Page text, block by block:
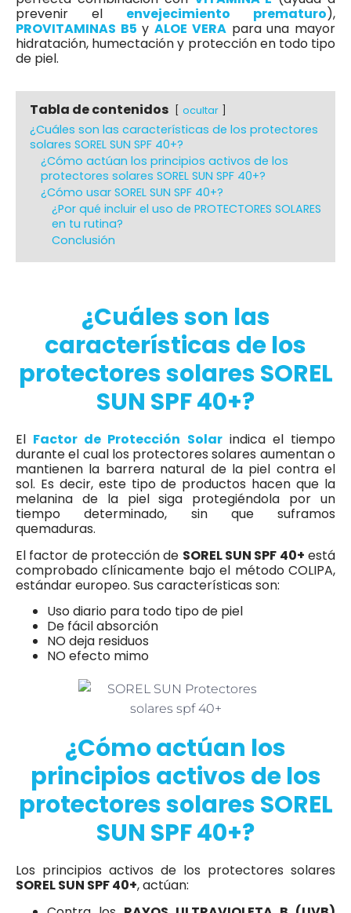
prevenir el envejecimiento prematuro),
PROVITAMINAS B5 yALOE VERApara una mayor
hidratación, humectación y protección en todo tipo
de piel.
Tabla de contenidos ocultar
¿Cuáles son las características de los protectores
solares SOREL SUN SPF 40+?
¿Cómo actúan los principios activos de los
protectores solares SOREL SUN SPF 40+?
¿Cómo usar SOREL SUN SPF 40+?
¿Por qué incluir el uso de PROTECTORES SOLARES
en tu rutina?
Conclusión
¿Cuáles son las
características de los
protectores solares SOREL
SUN SPF 40+?
El Factor de Protección Solarindica el tiempo
durante el cual los protectores solares aumentan o
mantienen la barrera natural de la piel contra el
sol. Es decir, este tipo de productos hacen que la
melanina de la piel siga protegiéndola por un
tiempo determinado, sin que suframos
quemaduras.
El factor de protección de SOREL SUN SPF 40+ está
comprobado clínicamente bajo el método COLIPA,
estándar europeo. Sus características son:
Uso diario para todo tipo de piel
De fácil absorción
NO deja residuos
NO efecto mimo
¿Cómo actúan los
principios activos de los
protectores solares SOREL
SUN SPF 40+?
Los principios activos de los protectores solares
SOREL SUN SPF 40+, actúan: